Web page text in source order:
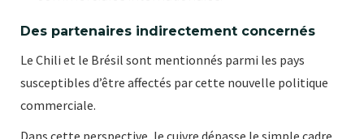
Des partenaires indirectement concernés
Le Chili et le Brésil sont mentionnés parmi les pays
susceptibles d’être affectés par cette nouvelle politique
commerciale.